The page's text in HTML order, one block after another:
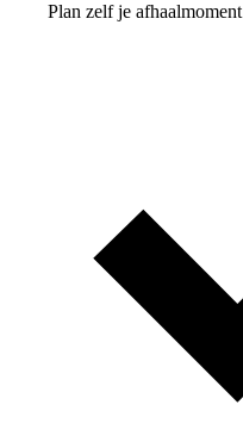
Plan zelf je afhaalmoment